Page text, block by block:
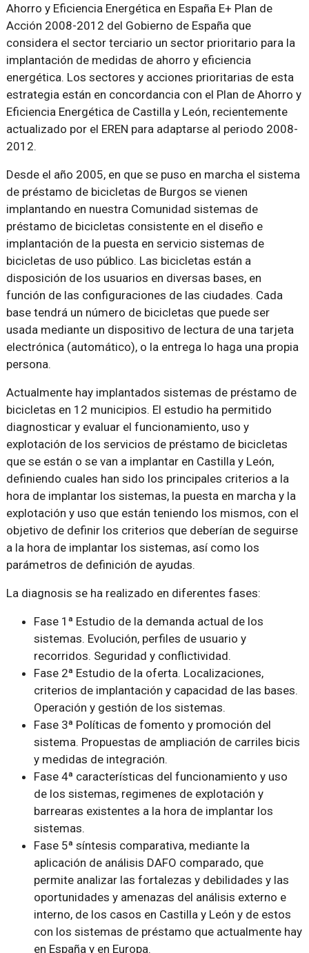
Ahorro y Eficiencia Energética en España E+ Plan de
Acción 2008-2012 del Gobierno de España que
considera el sector terciario un sector prioritario para la
implantación de medidas de ahorro y eficiencia
energética. Los sectores y acciones prioritarias de esta
estrategia están en concordancia con el Plan de Ahorro y
Eficiencia Energética de Castilla y León, recientemente
actualizado por el EREN para adaptarse al periodo 2008-
2012.
Desde el año 2005, en que se puso en marcha el sistema
de préstamo de bicicletas de Burgos se vienen
implantando en nuestra Comunidad sistemas de
préstamo de bicicletas consistente en el diseño e
implantación de la puesta en servicio sistemas de
bicicletas de uso público. Las bicicletas están a
disposición de los usuarios en diversas bases, en
función de las configuraciones de las ciudades. Cada
base tendrá un número de bicicletas que puede ser
usada mediante un dispositivo de lectura de una tarjeta
electrónica (automático), o la entrega lo haga una propia
persona.
Actualmente hay implantados sistemas de préstamo de
bicicletas en 12 municipios. El estudio ha permitido
diagnosticar y evaluar el funcionamiento, uso y
explotación de los servicios de préstamo de bicicletas
que se están o se van a implantar en Castilla y León,
definiendo cuales han sido los principales criterios a la
hora de implantar los sistemas, la puesta en marcha y la
explotación y uso que están teniendo los mismos, con el
objetivo de definir los criterios que deberían de seguirse
a la hora de implantar los sistemas, así como los
parámetros de definición de ayudas.
La diagnosis se ha realizado en diferentes fases:
Fase 1ª Estudio de la demanda actual de los
sistemas. Evolución, perfiles de usuario y
recorridos. Seguridad y conflictividad.
Fase 2ª Estudio de la oferta. Localizaciones,
criterios de implantación y capacidad de las bases.
Operación y gestión de los sistemas.
Fase 3ª Políticas de fomento y promoción del
sistema. Propuestas de ampliación de carriles bicis
y medidas de integración.
Fase 4ª características del funcionamiento y uso
de los sistemas, regimenes de explotación y
barrearas existentes a la hora de implantar los
sistemas.
Fase 5ª síntesis comparativa, mediante la
aplicación de análisis DAFO comparado, que
permite analizar las fortalezas y debilidades y las
oportunidades y amenazas del análisis externo e
interno, de los casos en Castilla y León y de estos
con los sistemas de préstamo que actualmente hay
en España y en Europa.